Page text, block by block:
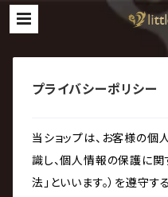
プライバシーポリシー
当ショップは、お客様の
識し、個人情報の保護に
法」といいます。）を遵守